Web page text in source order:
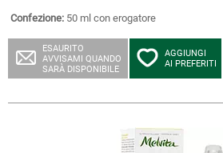
Confezione: 50 ml con erogatore
ESAURITO
AVVISAMI QUANDO
SARÀ DISPONIBILE
AGGIUNGI
AI PREFERITI